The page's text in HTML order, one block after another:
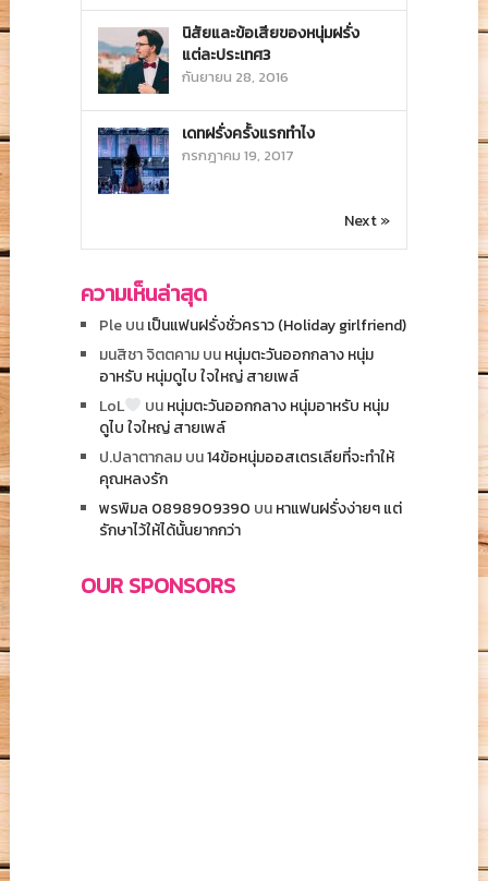
นิสัยและข้อเสียของหนุ่มฝรั่ง
แต่ละประเทศ3
กันยายน 28, 2016
เดทฝรั่งครั้งแรกทำไง
กรกฎาคม 19, 2017
Next »
ความเห็นล่าสุด
Pleบนเป็นแฟนฝรั่งชั่วคราว (Holiday girlfriend)
มนสิชา จิตตคามบนหนุ่มตะวันออกกลาง หนุ่ม
อาหรับ หนุ่มดูไบ ใจใหญ่ สายเพล์
LoL
บนหนุ่มตะวันออกกลาง หนุ่มอาหรับ หนุ่ม
ดูไบ ใจใหญ่ สายเพล์
ป.ปลาตากลมบน14ข้อหนุ่มออสเตรเลียที่จะทำให้
คุณหลงรัก
พรพิมล 0898909390 บนหาแฟนฝรั่งง่ายๆ แต่
รักษาไว้ให้ได้นั้นยากกว่า
OUR SPONSORS